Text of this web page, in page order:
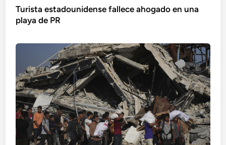
Turista estadounidense fallece ahogado en una
playa de PR